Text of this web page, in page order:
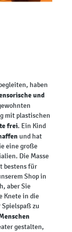
haben
und
mit plastischen
frei. Ein Kind
und hat
eine große
Die Masse
bestens für
Shop in
aber Sie
Knete in die
Spielspaß zu
gestalten,